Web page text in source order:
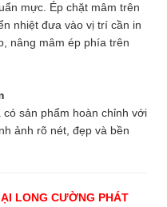
mực. Ép chặt mâm trên
nhiệt đưa vào vị trí cần in
nâng mâm ép phía trên
sản phẩm hoàn chỉnh với
ảnh rõ nét, đẹp và bền
LONG CƯỜNG PHÁT